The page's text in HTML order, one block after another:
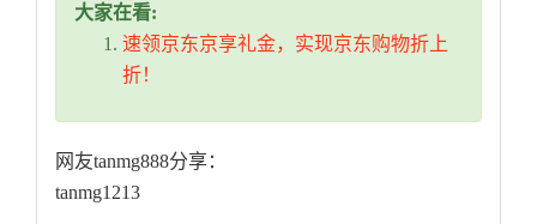
大家在看:
速领京东京享礼金，实现京东购物折上
折！
网友tanmg888分享：
tanmg1213